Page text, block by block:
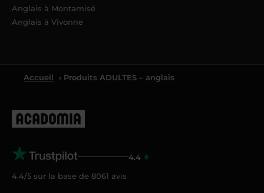
Anglais à Montamisé
Anglais à Vivonne
Accueil › Produits ADULTES – anglais
4.4
4.4/5 sur la base de 8061 avis